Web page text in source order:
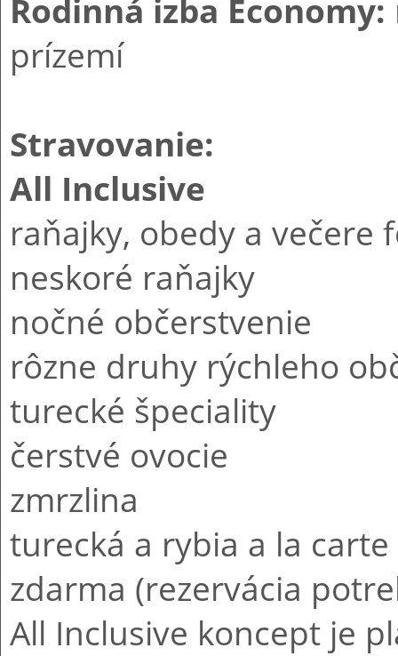
Rodinná izba Economy:
prízemí
Stravovanie:
All Inclusive
raňajky, obedy a večere
neskoré raňajky
nočné občerstvenie
rôzne druhy rýchleho
turecké špeciality
čerstvé ovocie
zmrzlina
turecká a rybia a la
zdarma (rezervácia
All Inclusive koncept je